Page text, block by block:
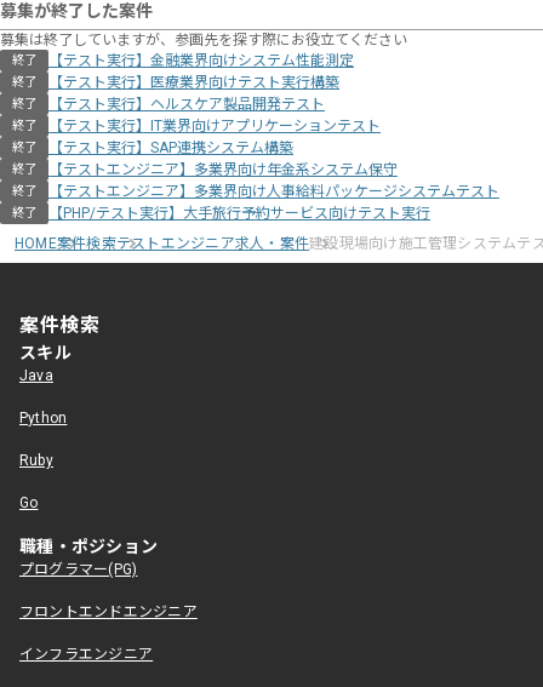
募集が終了した案件
募集は終了していますが、参画先を探す際にお役立てください
終了 【テスト実行】金融業界向けシステム性能測定
終了 【テスト実行】医療業界向けテスト実行構築
終了 【テスト実行】ヘルスケア製品開発テスト
終了 【テスト実行】IT業界向けアプリケーションテスト
終了 【テスト実行】SAP連携システム構築
終了 【テストエンジニア】多業界向け年金系システム保守
終了 【テストエンジニア】多業界向け人事給料パッケージシステムテスト
終了
【PHP/テスト実行】大手旅行予約サービス向けテスト実行
HOME案件検索テストエンジニア求人・案件建設現場向け施工管理システムテ
案件検索
スキル
Java
Python
Ruby
Go
職種・ポジション
プログラマー(PG)
フロントエンドエンジニア
インフラエンジニア